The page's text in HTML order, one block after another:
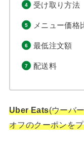
受け取り方法
メニュー価格
最低注文額
配送料
Uber Eats(ウーバ
オフのクーポンを